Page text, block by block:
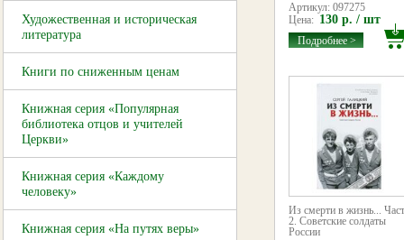
Художественная и историческая
литература
Книги по сниженным ценам
Книжная серия «Популярная
библиотека отцов и учителей
Церкви»
Книжная серия «Каждому
человеку»
Книжная серия «На путях веры»
Артикул: 097275
Цена: 130 р. / шт
Подробнее >
Из смерти в жизнь...
2. Советские солдаты
России